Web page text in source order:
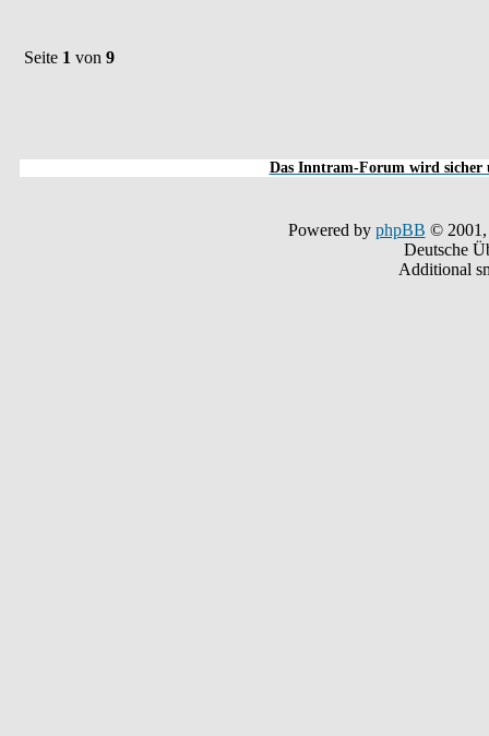
Seite 1 von 9
Das Inntram-Forum wird sicher
Powered by phpBB © 2001,
Deutsche
Additional